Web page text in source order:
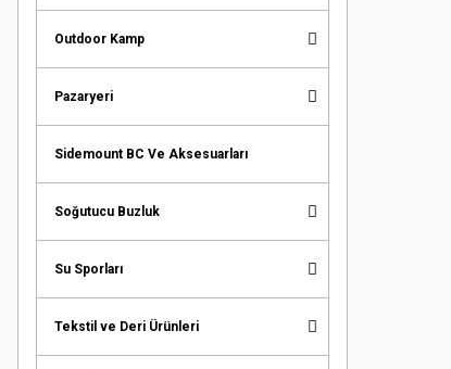
Outdoor Kamp
Pazaryeri
Sidemount BC Ve Aksesuarları
Soğutucu Buzluk
Su Sporları
Tekstil ve Deri Ürünleri